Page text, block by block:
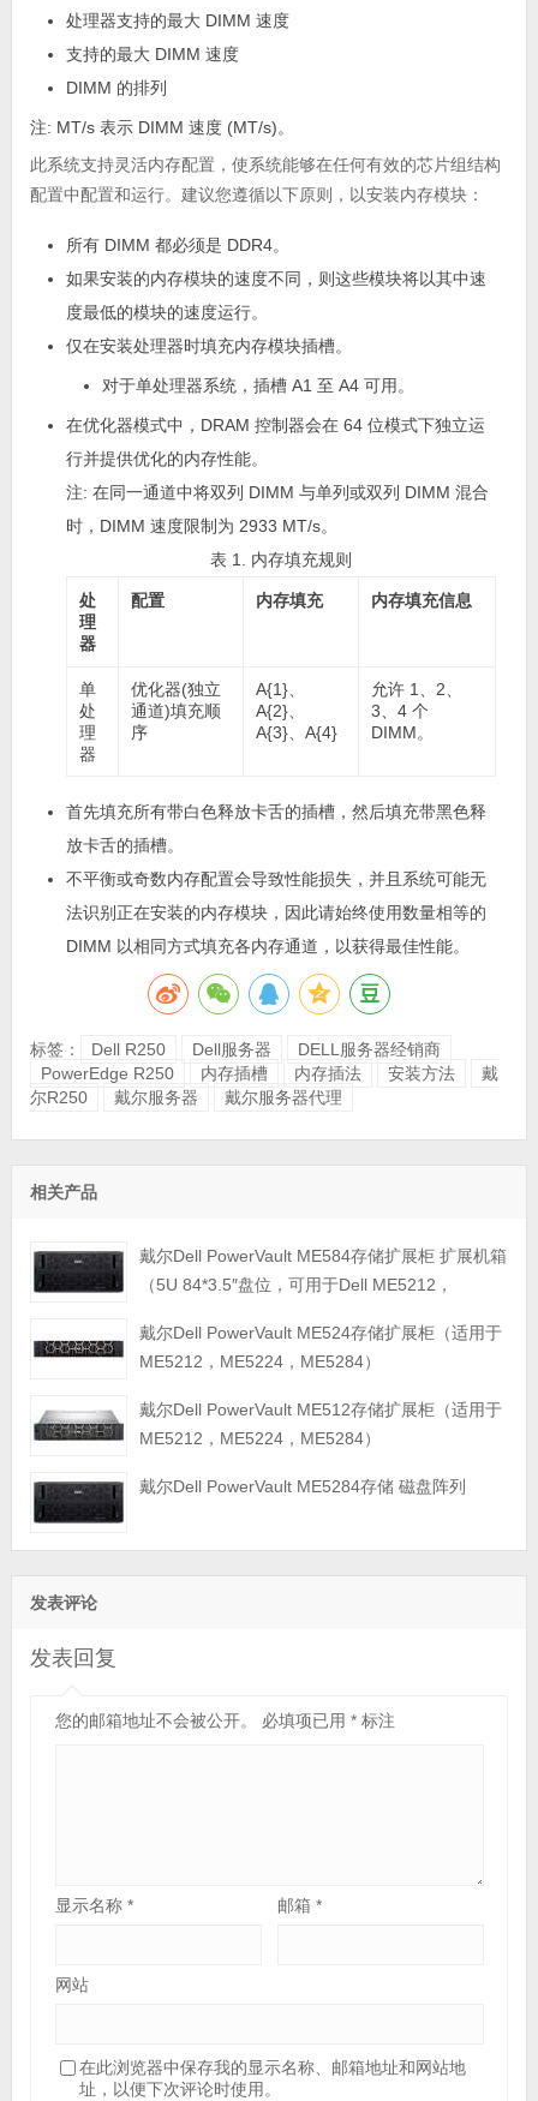
处理器支持的最大 DIMM 速度
支持的最大 DIMM 速度
DIMM 的排列
注: MT/s 表示 DIMM 速度 (MT/s)。
此系统支持灵活内存配置，使系统能够在任何有效的芯片组结构
配置中配置和运行。建议您遵循以下原则，以安装内存模块：
所有 DIMM 都必须是 DDR4。
如果安装的内存模块的速度不同，则这些模块将以其中速
度最低的模块的速度运行。
仅在安装处理器时填充内存模块插槽。
对于单处理器系统，插槽 A1 至 A4 可用。
在优化器模式中，DRAM 控制器会在 64 位模式下独立运
行并提供优化的内存性能。
注: 在同一通道中将双列 DIMM 与单列或双列 DIMM 混合
时，DIMM 速度限制为 2933 MT/s。
表 1. 内存填充规则
处
理
器
配置 内存填充 内存填充信息
单
处
理
器
优化器(独立
通道)填充顺
序
A{1}、
A{2}、
A{3}、A{4}
允许 1、2、
3、4 个
DIMM。
首先填充所有带白色释放卡舌的插槽，然后填充带黑色释
放卡舌的插槽。
不平衡或奇数内存配置会导致性能损失，并且系统可能无
法识别正在安装的内存模块，因此请始终使用数量相等的
DIMM 以相同方式填充各内存通道，以获得最佳性能。
标签： Dell R250 Dell服务器
DELL服务器经销商
PowerEdge R250
内存插槽 内存插法 安装方法
戴
尔R250
戴尔服务器 戴尔服务器代理
相关产品
戴尔Dell PowerVault ME584存储扩展柜 扩展机箱
（5U 84*3.5″盘位，可用于Dell ME5212，
戴尔Dell PowerVault ME524存储扩展柜（适用于
ME5212，ME5224，ME5284）
戴尔Dell PowerVault ME512存储扩展柜（适用于
ME5212，ME5224，ME5284）
戴尔Dell PowerVault ME5284存储 磁盘阵列
发表评论
发表回复
您的邮箱地址不会被公开。 必填项已用 *标注
显示名称 * 邮箱*
网站
在此浏览器中保存我的显示名称、邮箱地址和网站地
址，以便下次评论时使用。